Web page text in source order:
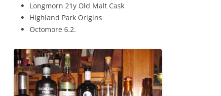
Long­morn 21y Old Malt Cask
High­land Park Origins
Octo­more 6.2.